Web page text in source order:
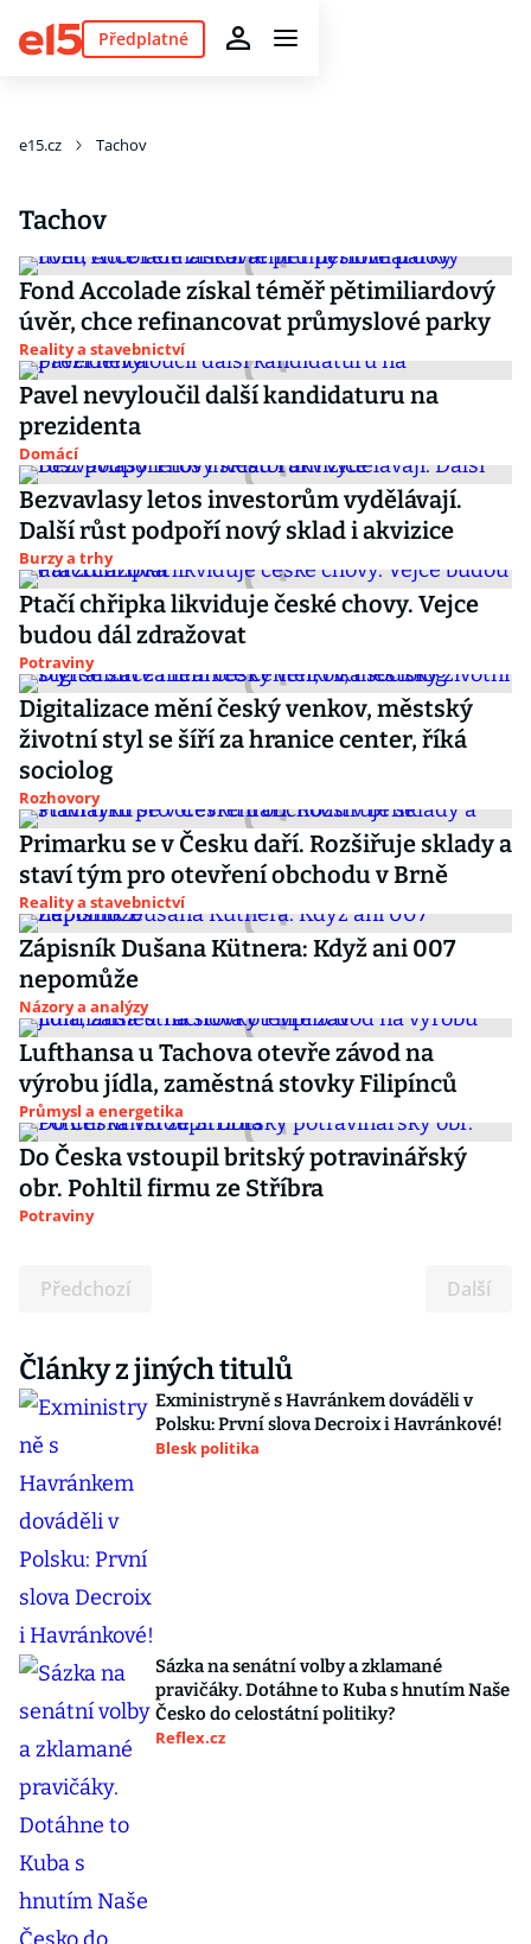
Předplatné
e15.cz Tachov
Tachov
Fond Accolade získal téměř pětimiliardový
úvěr, chce refinancovat průmyslové parky
Reality a stavebnictví
Pavel nevyloučil další kandidaturu na
prezidenta
Domácí
Bezvavlasy letos investorům vydělávají.
Další růst podpoří nový sklad i akvizice
Burzy a trhy
Ptačí chřipka likviduje české chovy. Vejce
budou dál zdražovat
Potraviny
Digitalizace mění český venkov, městský
životní styl se šíří za hranice center, říká
sociolog
Rozhovory
Primarku se v Česku daří. Rozšiřuje sklady a
staví tým pro otevření obchodu v Brně
Reality a stavebnictví
Zápisník Dušana Kütnera: Když ani 007
nepomůže
Názory a analýzy
Lufthansa u Tachova otevře závod na
výrobu jídla, zaměstná stovky Filipínců
Průmysl a energetika
Do Česka vstoupil britský potravinářský
obr. Pohltil firmu ze Stříbra
Potraviny
Předchozí Další
Články z jiných titulů
Exministryně s Havránkem dováděli v
Polsku: První slova Decroix i Havránkové!
Blesk politika
Sázka na senátní volby a zklamané
pravičáky. Dotáhne to Kuba s hnutím Naše
Česko do celostátní politiky?
Reflex.cz